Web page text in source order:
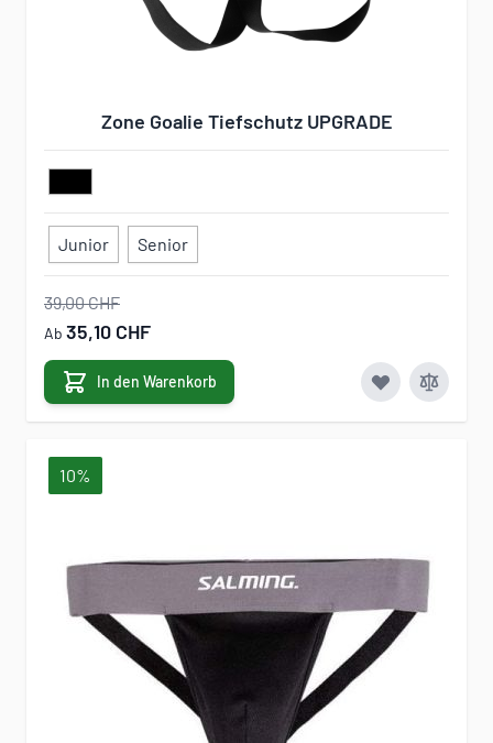
Zone Goalie Tiefschutz UPGRADE
Junior Senior
39,00 CHF
Ab 35,10 CHF
In den Warenkorb
10%